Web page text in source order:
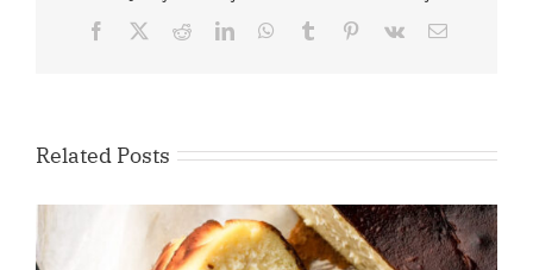
Facebook RedditLinkedInWhatsApp
Tumblr Pinterest
Vk Email
Related Posts